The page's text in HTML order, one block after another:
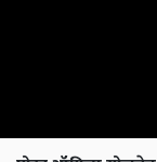
पोस्ट ऑफिस